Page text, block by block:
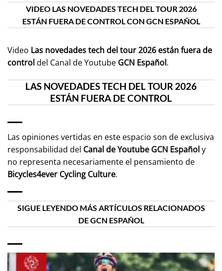
VIDEO LAS NOVEDADES TECH DEL TOUR 2026
ESTÁN FUERA DE CONTROL CON GCN ESPAÑOL
Video Las novedades tech del tour 2026 están fuera de
controldel Canal de Youtube GCN Español.
LAS NOVEDADES TECH DEL TOUR 2026
ESTÁN FUERA DE CONTROL
Las opiniones vertidas en este espacio son de exclusiva
responsabilidad del Canal de Youtube GCN Españoly
no representa necesariamente el pensamiento de
Bicycles4ever Cycling Culture.
SIGUE LEYENDO MÁS ARTÍCULOS RELACIONADOS
DE GCN ESPAÑOL